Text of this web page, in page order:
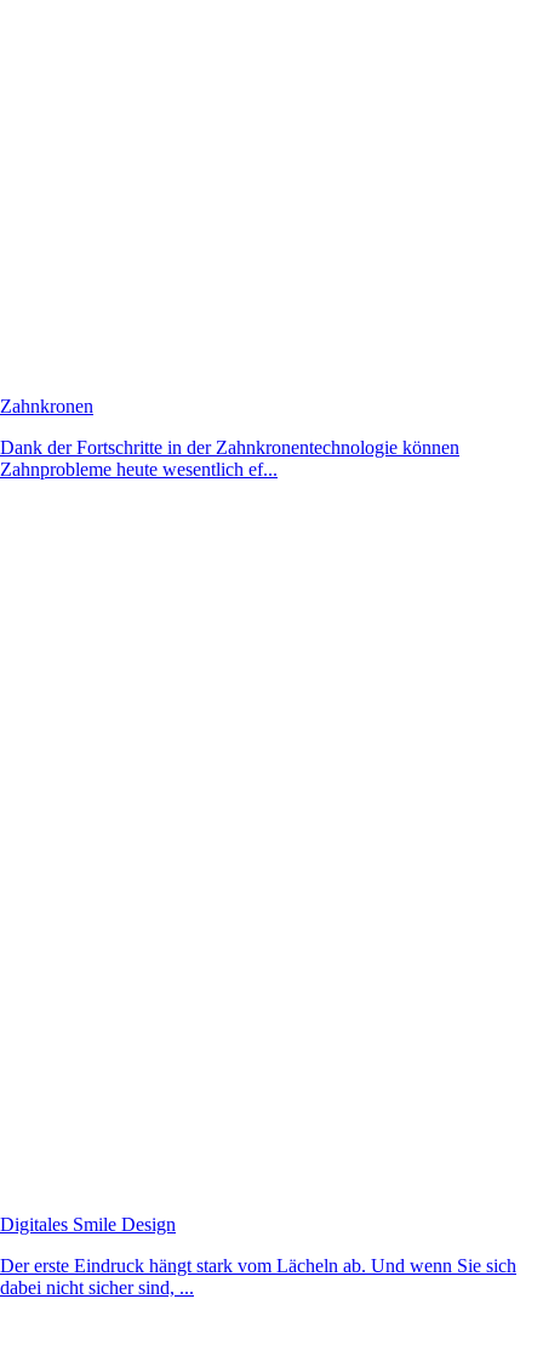
Zahnkronen
Dank der Fortschritte in der Zahnkronentechnologie können
Zahnprobleme heute wesentlich ef...
Digitales Smile Design
Der erste Eindruck hängt stark vom Lächeln ab. Und wenn Sie sich
dabei nicht sicher sind, ...